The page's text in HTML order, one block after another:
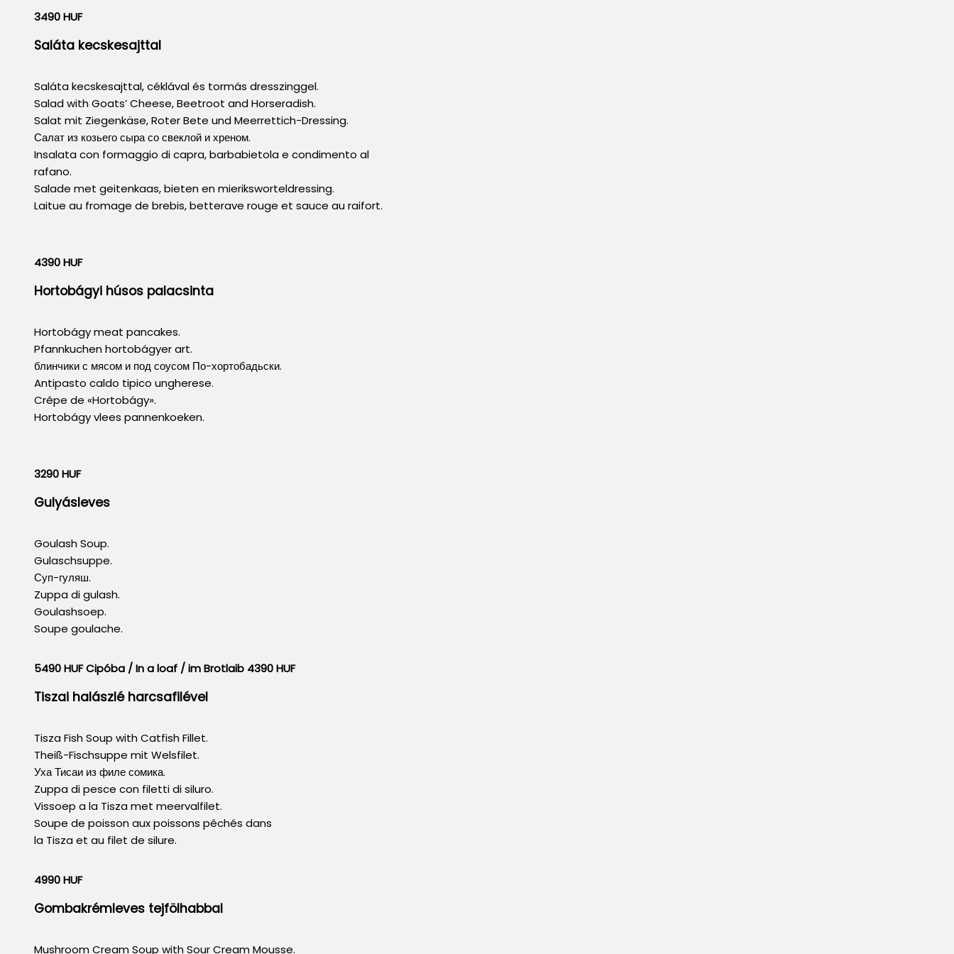
3490 HUF
Saláta kecskesajttal
Saláta kecskesajttal, céklával és tormás dresszinggel.
Salad with Goats’ Cheese, Beetroot and Horseradish.
Salat mit Ziegenkäse, Roter Bete und Meerrettich-Dressing.
Салат из козьего сыра со свеклой и хреном.
Insalata con formaggio di capra, barbabietola e condimento al
rafano.
Salade met geitenkaas, bieten en mieriksworteldressing.
Laitue au fromage de brebis, betterave rouge et sauce au raifort.
4390 HUF
Hortobágyi húsos palacsinta
Hortobágy meat pancakes.
Pfannkuchen hortobágyer art.
блинчики с мясом и под соусом По-хортобадьски.
Antipasto caldo tipico ungherese.
Crêpe de «Hortobágy».
Hortobágy vlees pannenkoeken.
3290 HUF
Gulyásleves
Goulash Soup.
Gulaschsuppe.
Суп-гуляш.
Zuppa di gulash.
Goulashsoep.
Soupe goulache.
5490 HUF Cipóba / In a loaf / im Brotlaib 4390 HUF
Tiszai halászlé harcsafilével
Tisza Fish Soup with Catfish Fillet.
Theiß-Fischsuppe mit Welsfilet.
Уха Тисаи из филе сомика.
Zuppa di pesce con filetti di siluro.
Vissoep a la Tisza met meervalfilet.
Soupe de poisson aux poissons pêchés dans
la Tisza et au filet de silure.
4990 HUF
Gombakrémleves tejfölhabbal
Mushroom Cream Soup with Sour Cream Mousse.